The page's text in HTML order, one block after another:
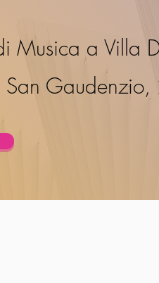
Musica a Villa
San